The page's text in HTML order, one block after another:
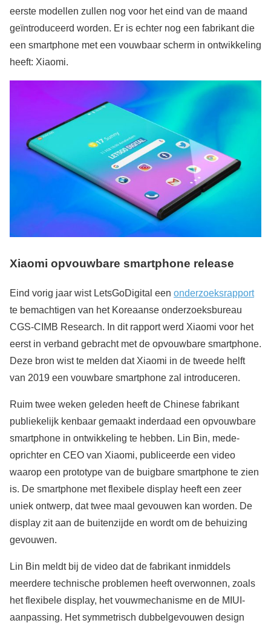
eerste modellen zullen nog voor het eind van de maand
geïntroduceerd worden. Er is echter nog een fabrikant die
een smartphone met een vouwbaar scherm in ontwikkeling
heeft: Xiaomi.
Xiaomi opvouwbare smartphone release
Eind vorig jaar wist LetsGoDigital een onderzoeksrapport
te bemachtigen van het Koreaanse onderzoeksbureau
CGS-CIMB Research. In dit rapport werd Xiaomi voor het
eerst in verband gebracht met de opvouwbare smartphone.
Deze bron wist te melden dat Xiaomi in de tweede helft
van 2019 een vouwbare smartphone zal introduceren.
Ruim twee weken geleden heeft de Chinese fabrikant
publiekelijk kenbaar gemaakt inderdaad een opvouwbare
smartphone in ontwikkeling te hebben. Lin Bin, mede-
oprichter en CEO van Xiaomi, publiceerde een video
waarop een prototype van de buigbare smartphone te zien
is. De smartphone met flexibele display heeft een zeer
uniek ontwerp, dat twee maal gevouwen kan worden. De
display zit aan de buitenzijde en wordt om de behuizing
gevouwen.
Lin Bin meldt bij de video dat de fabrikant inmiddels
meerdere technische problemen heeft overwonnen, zoals
het flexibele display, het vouwmechanisme en de MIUI-
aanpassing. Het symmetrisch dubbelgevouwen design